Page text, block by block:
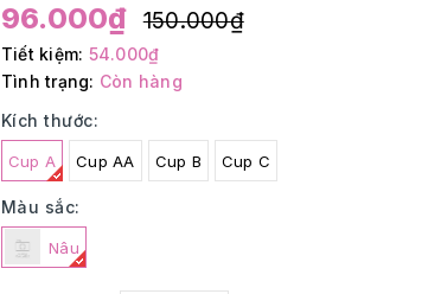
96.000₫ 150.000₫
Tiết kiệm: 54.000₫
Tình trạng: Còn hàng
Kích thước:
Cup A Cup AA Cup B Cup C
Màu sắc:
Nâu